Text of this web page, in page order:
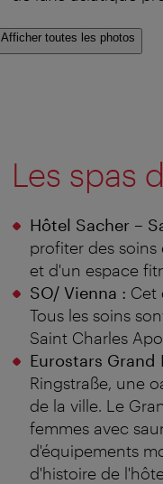
Afficher toutes les photos
Les spas
Hôtel Sacher –
profiter des soins
et d'un espace
SO/ Vienna : Cet
Tous les soins
Saint Charles
Eurostars Grand
Ringstraße, une
de la ville. Le
femmes avec
d'équipements
d'histoire de